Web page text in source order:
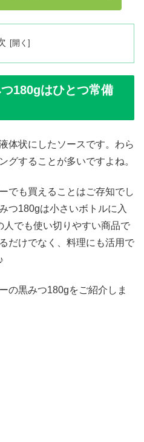
180gはひとつ常備
体状にしたソースです。わら
グすることが多いですよね。
でも買えることはご存知でし
つ180gは小さいボトルに入
人でも使い切りやすい商品で
だけでなく、料理にも活用で
の黒みつ180gをご紹介しま